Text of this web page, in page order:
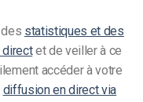
statistiques et des
directet de veiller à ce
accéder à votre
diffusion en direct via